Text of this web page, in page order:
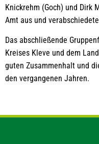
Knickrehm (Goch) und Dirk
Amt aus und
Das abschließende
Kreises Kleve und dem
guten Zusammenhalt und
den vergangenen Jahren.